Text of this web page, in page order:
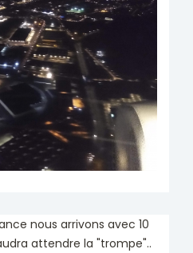
nous arrivons avec 10
attendre la "trompe"..